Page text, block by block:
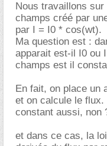
Nous travaillons
champs créé par
par I = I0 * cos(wt).
Ma question est :
apparait est-il I0 ou
champs est il
En fait, on place un
et on calcule le
constant aussi, non
et dans ce cas, la